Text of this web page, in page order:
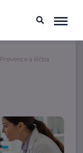
Prevence a léčba